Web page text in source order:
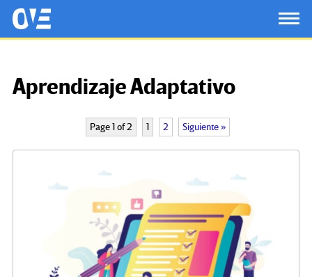
Saltar al contenido principal
OtrasVocesenEducacion.org
Aprendizaje Adaptativo
Page 1 of 2 1 2 Siguiente »